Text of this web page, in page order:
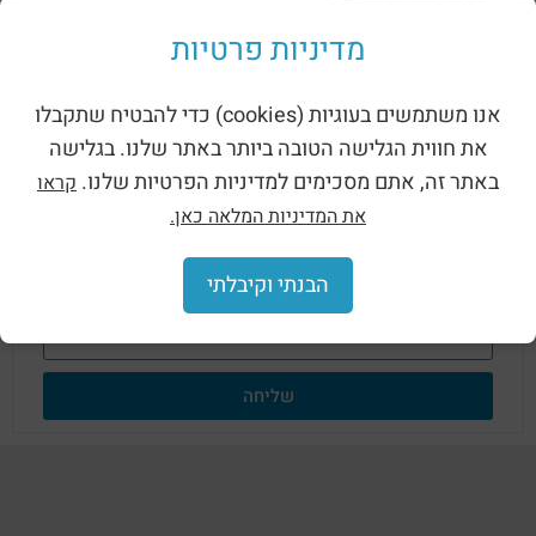
מדיניות פרטיות
אנו משתמשים בעוגיות (cookies) כדי להבטיח שתקבלו
את חווית הגלישה הטובה ביותר באתר שלנו. בגלישה
באתר זה, אתם מסכימים למדיניות הפרטיות שלנו. קראו
את המדיניות המלאה כאן.
הבנתי וקיבלתי
לפרטים נוספים על כניסות פוליאמיד ISO
IP68 UNICAP אפור השאירו פרטים כאן:
שליחה